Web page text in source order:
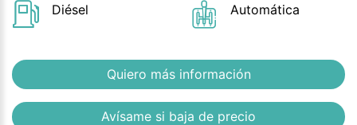
Diésel Automática
Quiero más información
Avísame si baja de precio